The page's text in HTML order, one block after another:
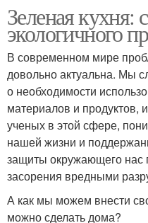
Зеленая кухня:
экологичного
В современном мире
довольно актуальна. Мы
о необходимости
материалов и продуктов,
ученых в этой сфере,
нашей жизни и
защиты окружающего нас
засорения вредными
А как мы можем внести
можно сделать дома?